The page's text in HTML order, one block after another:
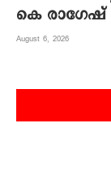
കെ രാഗേഷ്
August 6, 2026